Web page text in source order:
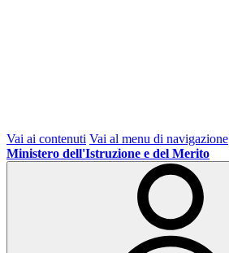
Vai ai contenuti Vai al menu di navigazione
Ministero dell'Istruzione e del Merito